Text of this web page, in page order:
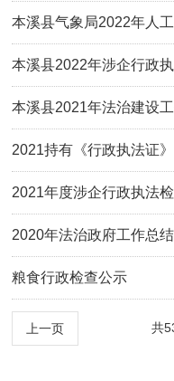
本溪县气象局2022年人
本溪县2022年涉企行政
本溪县2021年法治建设
2021持有《行政执法证
执法人员名册
2021年度涉企行政执法
2020年法治政府工作总结
粮食行政检查公示
上一页 共